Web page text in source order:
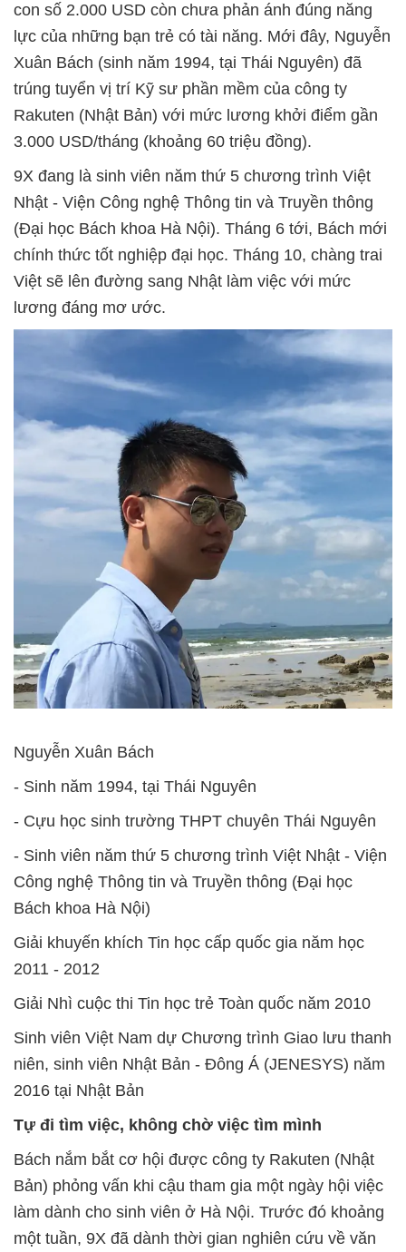
con số 2.000 USD còn chưa phản ánh đúng năng
lực của những bạn trẻ có tài năng. Mới đây, Nguyễn
Xuân Bách (sinh năm 1994, tại Thái Nguyên) đã
trúng tuyển vị trí Kỹ sư phần mềm của công ty
Rakuten (Nhật Bản) với mức lương khởi điểm gần
3.000 USD/tháng (khoảng 60 triệu đồng).
9X đang là sinh viên năm thứ 5 chương trình Việt
Nhật - Viện Công nghệ Thông tin và Truyền thông
(Đại học Bách khoa Hà Nội). Tháng 6 tới, Bách mới
chính thức tốt nghiệp đại học. Tháng 10, chàng trai
Việt sẽ lên đường sang Nhật làm việc với mức
lương đáng mơ ước.
Nguyễn Xuân Bách
- Sinh năm 1994, tại Thái Nguyên
- Cựu học sinh trường THPT chuyên Thái Nguyên
- Sinh viên năm thứ 5 chương trình Việt Nhật - Viện
Công nghệ Thông tin và Truyền thông (Đại học
Bách khoa Hà Nội)
Giải khuyến khích Tin học cấp quốc gia năm học
2011 - 2012
Giải Nhì cuộc thi Tin học trẻ Toàn quốc năm 2010
Sinh viên Việt Nam dự Chương trình Giao lưu thanh
niên, sinh viên Nhật Bản - Đông Á (JENESYS) năm
2016 tại Nhật Bản
Tự đi tìm việc, không chờ việc tìm mình
Bách nắm bắt cơ hội được công ty Rakuten (Nhật
Bản) phỏng vấn khi cậu tham gia một ngày hội việc
làm dành cho sinh viên ở Hà Nội. Trước đó khoảng
một tuần, 9X đã dành thời gian nghiên cứu về văn